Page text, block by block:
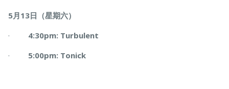
5月13日（星期六）
· 4:30pm: Turbulent
· 5:00pm: Tonick